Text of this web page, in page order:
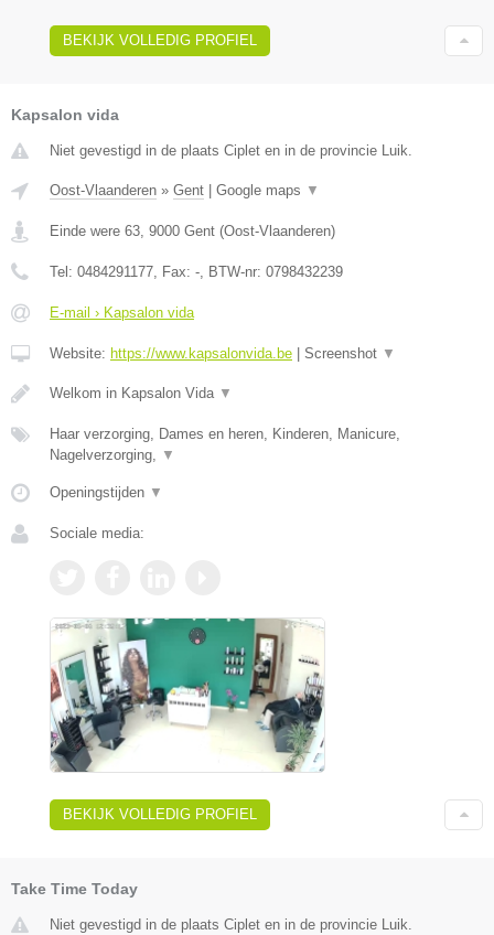
BEKIJK VOLLEDIG PROFIEL
Kapsalon vida
Niet gevestigd in de plaats Ciplet en in de provincie Luik.
Oost-Vlaanderen » Gent Google maps ▼
Einde were 63, 9000 Gent (Oost-Vlaanderen)
Tel: 0484291177, Fax: -, BTW-nr: 0798432239
E-mail › Kapsalon vida
Website: https://www.kapsalonvida.be Screenshot ▼
Welkom in Kapsalon Vida ▼
Haar verzorging, Dames en heren, Kinderen, Manicure,
Nagelverzorging, ▼
Openingstijden ▼
Sociale media:
BEKIJK VOLLEDIG PROFIEL
Take Time Today
Niet gevestigd in de plaats Ciplet en in de provincie Luik.